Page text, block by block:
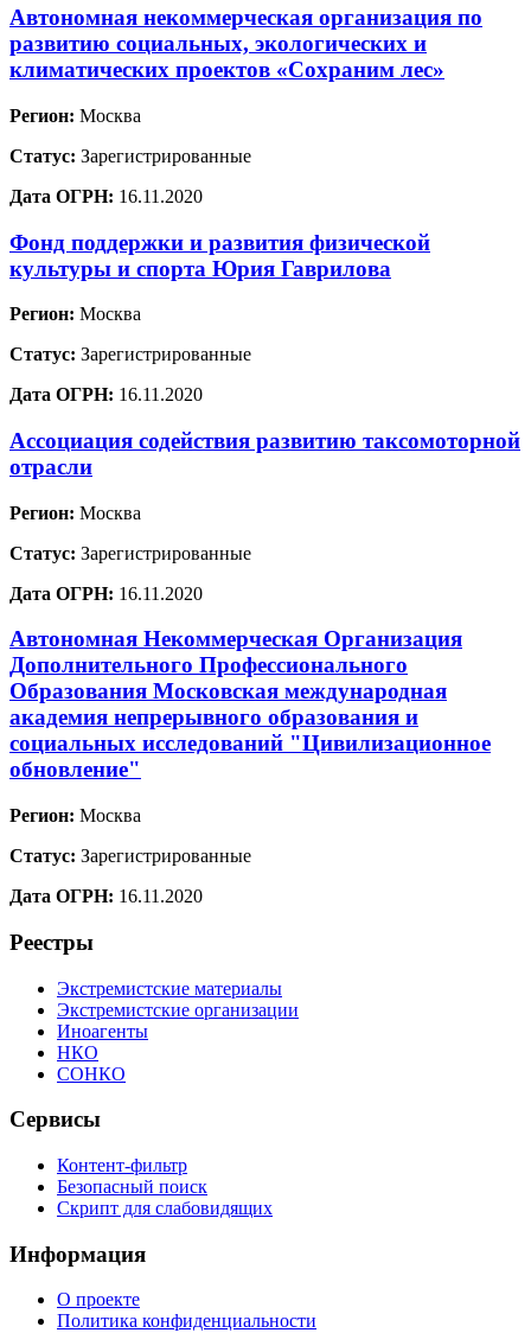
Автономная некоммерческая организация по
развитию социальных, экологических и
климатических проектов «Сохраним лес»
Регион: Москва
Статус: Зарегистрированные
Дата ОГРН: 16.11.2020
Фонд поддержки и развития физической
культуры и спорта Юрия Гаврилова
Регион: Москва
Статус: Зарегистрированные
Дата ОГРН: 16.11.2020
Ассоциация содействия развитию таксомоторной
отрасли
Регион: Москва
Статус: Зарегистрированные
Дата ОГРН: 16.11.2020
Автономная Некоммерческая Организация
Дополнительного Профессионального
Образования Московская международная
академия непрерывного образования и
социальных исследований "Цивилизационное
обновление"
Регион: Москва
Статус: Зарегистрированные
Дата ОГРН: 16.11.2020
Реестры
Экстремистские материалы
Экстремистские организации
Иноагенты
НКО
СОНКО
Сервисы
Контент-фильтр
Безопасный поиск
Скрипт для слабовидящих
Информация
О проекте
Политика конфиденциальности